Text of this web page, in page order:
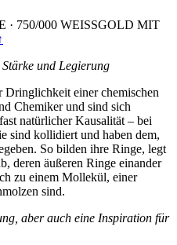
· 750/000 WEISSGOLD MIT
und Legierung
Dringlichkeit einer chemischen
Chemiker und sind sich
natürlicher Kausalität – bei
sind kollidiert und haben dem,
So bilden ihre Ringe, legt
deren äußeren Ringe einander
zu einem Mollekül, einer
sind.
aber auch eine Inspiration für